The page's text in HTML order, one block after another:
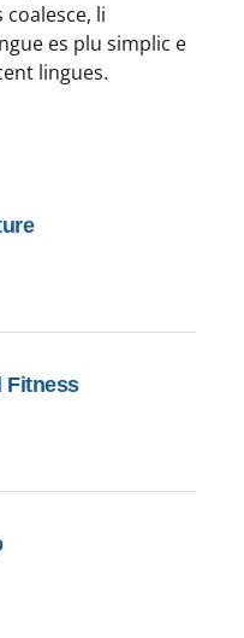
li
es plu simplic e
lingues.
Fitness